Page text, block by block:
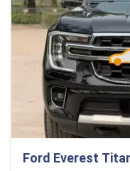
Ford Everest